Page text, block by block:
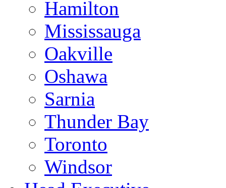
Hamilton
Mississauga
Oakville
Oshawa
Sarnia
Thunder Bay
Toronto
Windsor